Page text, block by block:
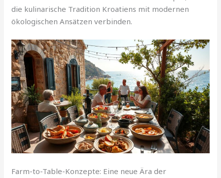
die kulinarische Tradition Kroatiens mit modernen
ökologischen Ansätzen verbinden.
Farm-to-Table-Konzepte: Eine neue Ära der